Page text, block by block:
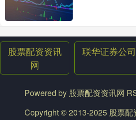
股票配资资讯
网
联华证券公司
Powered by 股票配资资讯网
Copyright© 2013-2025 股票配